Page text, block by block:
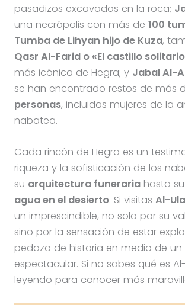
pasadizos excavados en la roca;
una necrópolis con más de 100
Tumba de Lihyan hijo de Kuza,
Qasr Al-Farid o «El castillo
más icónica de Hegra; y Jabal Al-
se han encontrado restos de más
personas, incluidas mujeres de la
nabatea.
Cada rincón de Hegra es un
riqueza y la sofisticación de los
su arquitectura funerariahasta su
agua en el desierto. Si visitas Al-Ula
un imprescindible, no solo por su
sino por la sensación de estar
pedazo de historia en medio de un
espectacular. Si no sabes qué es
leyendo para conocer más